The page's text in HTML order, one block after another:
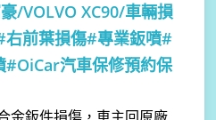
/VOLVO XC90/車輛損
前葉損傷#專業鈑噴#
#OiCar汽車保修預約保